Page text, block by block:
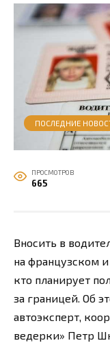
ПОСЛЕДНИЕ
ПРОСМОТРОВ
665
Вносить в
на французском
кто планирует
за границей. Об
автоэксперт,
ведерки» Петр